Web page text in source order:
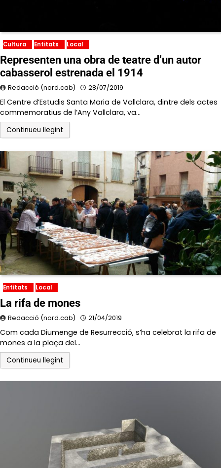
Cultura Entitats Local
Representen una obra de teatre d’un autor
cabasserol estrenada el 1914
Redacció (nord.cab) 28/07/2019
El Centre d’Estudis Santa Maria de Vallclara, dintre dels actes
commemoratius de l’Any Vallclara, va…
Continueu llegint
Entitats Local
La rifa de mones
Redacció (nord.cab) 21/04/2019
Com cada Diumenge de Resurrecció, s’ha celebrat la rifa de
mones a la plaça del…
Continueu llegint